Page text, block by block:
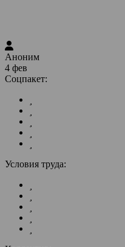
Аноним
4 фев
Соцпакет:
Условия труда: